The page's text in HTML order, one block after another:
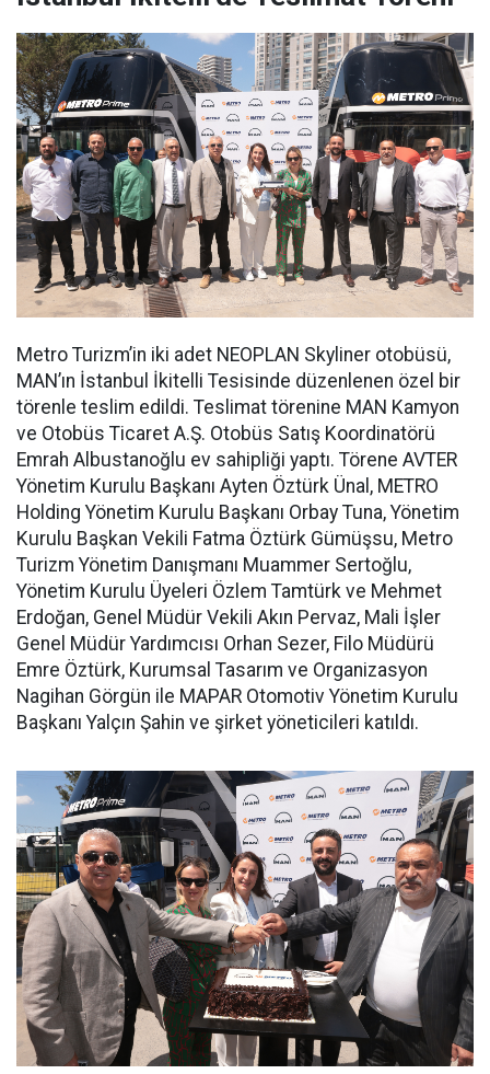
Metro Turizm’in iki adet NEOPLAN Skyliner otobüsü,
MAN’ın İstanbul İkitelli Tesisinde düzenlenen özel bir
törenle teslim edildi. Teslimat törenine MAN Kamyon
ve Otobüs Ticaret A.Ş. Otobüs Satış Koordinatörü
Emrah Albustanoğlu ev sahipliği yaptı. Törene AVTER
Yönetim Kurulu Başkanı Ayten Öztürk Ünal, METRO
Holding Yönetim Kurulu Başkanı Orbay Tuna, Yönetim
Kurulu Başkan Vekili Fatma Öztürk Gümüşsu, Metro
Turizm Yönetim Danışmanı Muammer Sertoğlu,
Yönetim Kurulu Üyeleri Özlem Tamtürk ve Mehmet
Erdoğan, Genel Müdür Vekili Akın Pervaz, Mali İşler
Genel Müdür Yardımcısı Orhan Sezer, Filo Müdürü
Emre Öztürk, Kurumsal Tasarım ve Organizasyon
Nagihan Görgün ile MAPAR Otomotiv Yönetim Kurulu
Başkanı Yalçın Şahin ve şirket yöneticileri katıldı.